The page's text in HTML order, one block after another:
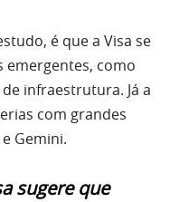
é que a Visa se
como
infraestrutura. Já a
com grandes
Gemini.
sugere que